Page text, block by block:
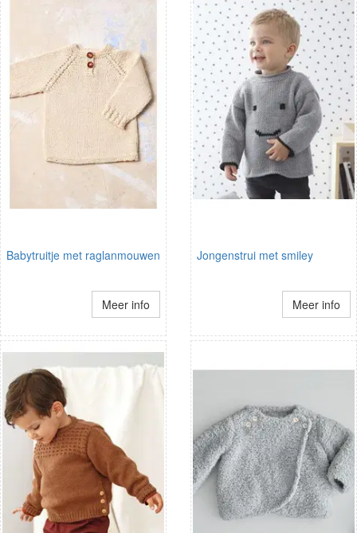
Babytruitje met raglanmouwen
Meer info
Jongenstrui met smiley
Meer info